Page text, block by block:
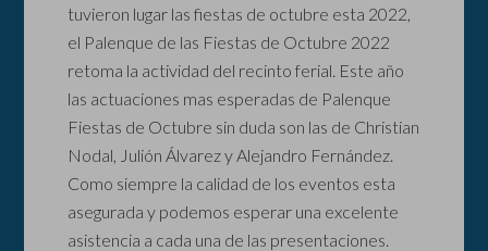
tuvieron lugar las fiestas de octubre esta 2022,
el Palenque de las Fiestas de Octubre 2022
retoma la actividad del recinto ferial. Este año
las actuaciones mas esperadas de Palenque
Fiestas de Octubre sin duda son las de Christian
Nodal, Julión Álvarez y Alejandro Fernández.
Como siempre la calidad de los eventos esta
asegurada y podemos esperar una excelente
asistencia a cada una de las presentaciones.